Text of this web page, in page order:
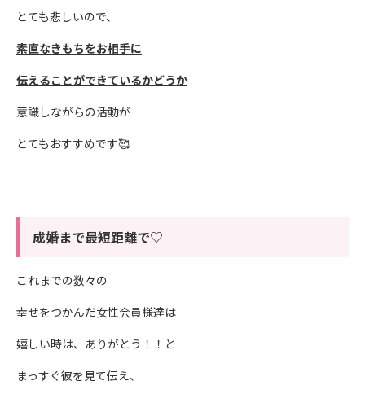
とても悲しいので、
素直なきもちをお相手に
伝えることができているかどうか
意識しながらの活動が
とてもおすすめです🥰
成婚まで最短距離で♡
これまでの数々の
幸せをつかんだ女性会員様達は
嬉しい時は、ありがとう！！と
まっすぐ彼を見て伝え、